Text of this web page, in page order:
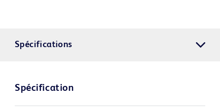
Spécifications
Spécification